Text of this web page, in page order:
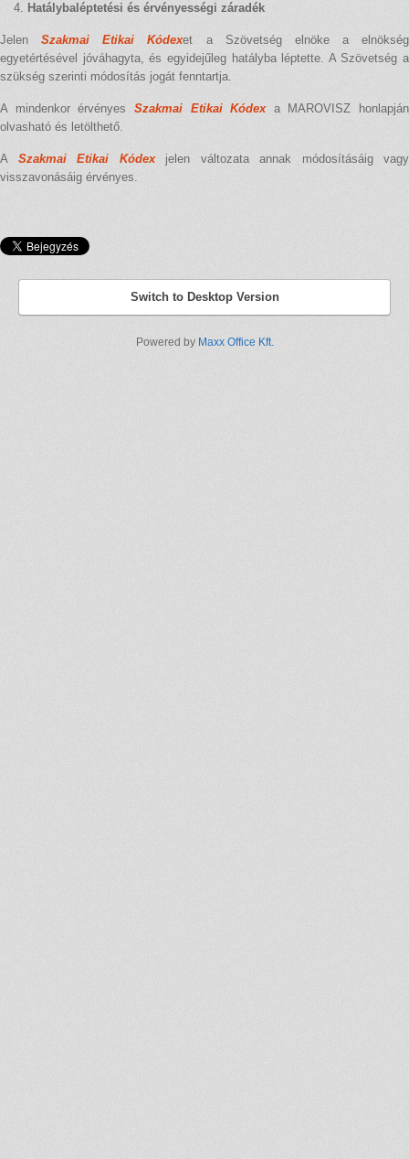
Hatálybaléptetési és érvényességi záradék
JelenSzakmai Etikai Kódexet a Szövetség elnöke a elnökség
egyetértésével jóváhagyta, és egyidejűleg hatályba léptette. A Szövetség a
szükség szerinti módosítás jogát fenntartja.
A mindenkor érvényes Szakmai Etikai Kódex a MAROVISZ honlapján
olvasható és letölthető.
A Szakmai Etikai Kódex jelen változata annak módosításáig vagy
visszavonásáig érvényes.
Switch to Desktop Version
Powered by Maxx Office Kft.